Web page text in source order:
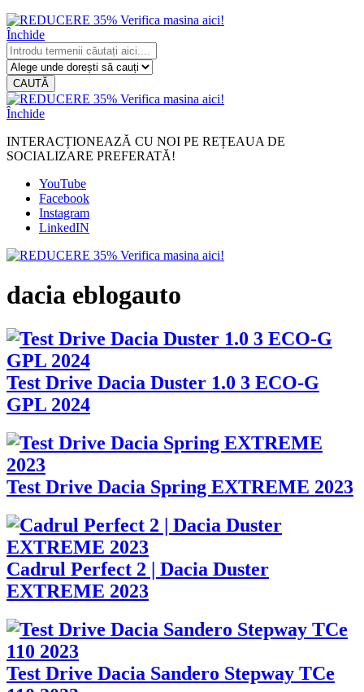
Închide
CAUTĂ
Închide
INTERACȚIONEAZĂ CU NOI PE REȚEAUA DE
SOCIALIZARE PREFERATĂ!
YouTube
Facebook
Instagram
LinkedIN
dacia eblogauto
Test Drive Dacia Duster 1.0 3 ECO-G
GPL 2024
Test Drive Dacia Spring EXTREME 2023
Cadrul Perfect 2 | Dacia Duster
EXTREME 2023
Test Drive Dacia Sandero Stepway TCe